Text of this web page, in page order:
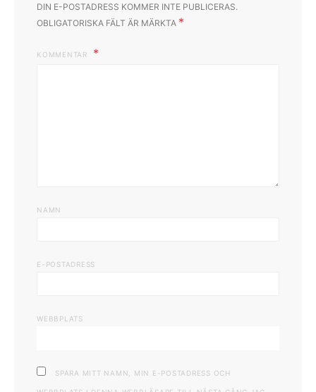
DIN E-POSTADRESS KOMMER INTE PUBLICERAS.
OBLIGATORISKA FÄLT ÄR MÄRKTA *
KOMMENTAR
NAMN
E-POSTADRESS
WEBBPLATS
SPARA MITT NAMN, MIN E-POSTADRESS OCH